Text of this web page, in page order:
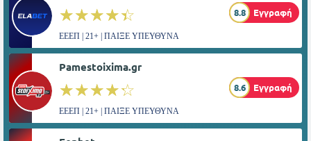
☆☆☆☆☆
★★★★★ 8.8 Εγγραφή
ΕΕΕΠ | 21+ | ΠΑΙΞΕ ΥΠΕΥΘΥΝΑ
Pamestoixima.gr
☆☆☆☆☆
★★★★★ 8.6 Εγγραφή
ΕΕΕΠ | 21+ | ΠΑΙΞΕ ΥΠΕΥΘΥΝΑ